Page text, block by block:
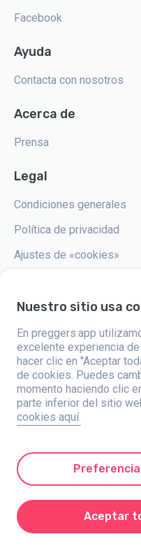
Facebook
Ayuda
Contacta con nosotros
Acerca de
Prensa
Legal
Condiciones generales
Política de privacidad
Ajustes de «cookies»
Preggers, creado por el estudio
2017, tiene como objetivo
nuevos padres de todo el
colaboraciones con expertos,
usar que son utilizadas por
ofrece una experiencia única
consejos y herramientas
También apoya a los nuevos
cuidado de los recién nacidos.
apoya diferentes
la expansión de sus ofertas
de los padres.
Preggers es una marca
31 Estocolmo, Suecia.
© 2017-2025 Stroller AB.
Nuestro sitio usa
En preggers.app
excelente experiencia
hacer clic en "Aceptar
de cookies. Puedes
momento haciendo clic
parte inferior del sitio
cookies aquí.
Aceptar